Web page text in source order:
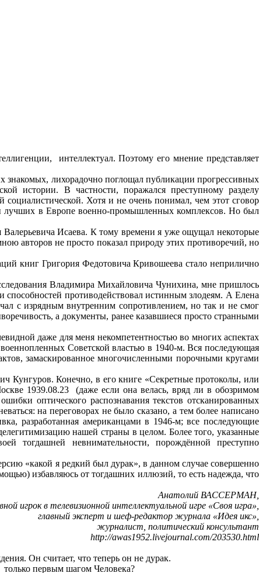
интеллектуал. Поэтому его мнение представляет
знакомых, лихорадочно поглощал публикации прогрессивных
истории. В частности, поражался преступному разделу
Хотя и не очень понимал, чем этот сговор
лучших в Европе военно-промышленных комплексов. Но был
Исаева. К тому времени я уже ощущал некоторые
авторов не просто показал природу этих противоречий, но
книг Григория Федотовича Кривошеева стало неприлично
Владимира Михайловича Чунихина, мне пришлось
противодействовал истинным злодеям. А Елена
с изрядным внутренним сопротивлением, но так и не смог
а документы, ранее казавшиеся просто странными
даже для меня некомпетентностью во многих аспектах
Советской властью в 1940-м. Вся последующая
замаскированное многочисленными порочными кругами
Кунгуров. Конечно, в его книге «Секретные протоколы, или
1939.08.23 (даже если она велась, вряд ли в обозримом
оптического распознавания текстов отсканированных
на переговорах не было сказано, а тем более написано
разработанная американцами в 1946-м; все последующие
нашей страны в целом. Более того, указанные
тогдашней невнимательности, порождённой преступно
«какой я редкий был дурак», в данном случае совершенно
избавляюсь от тогдашних иллюзий, то есть надежда, что
Анатолий ВАССЕРМАН,
игрок в телевизионной интеллектуальной игре «Своя игра»,
главный эксперт и шеф-редактор журнала «Идея икс»,
журналист, политический консультант
http://awas1952.livejournal.com/203530.html
Он считает, что теперь он не дурак.
только первым шагом Человека?